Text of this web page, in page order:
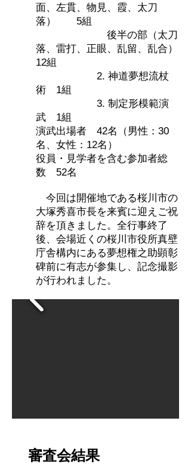
面、左貫、物見、霞、太刀
落） 5組
後半の部（太刀
落、雷打、正眼、乱留、乱合）
12組
2. 神道夢想流杖
術 1組
3. 制定形模範演
武 1組
演武出場者 42名（男性：30
名、女性：12名）
役員・見学者を含む参加者総
数 52名
今回は開催地である桜川市の
大塚秀喜市長を来賓に迎えご祝
辞を頂きました。全行事終了
後、会場近くの桜川市役所真壁
庁舎構内にある夢想権之助顕彰
碑前に有志が参集し、記念撮影
が行われました。
​審査会結果